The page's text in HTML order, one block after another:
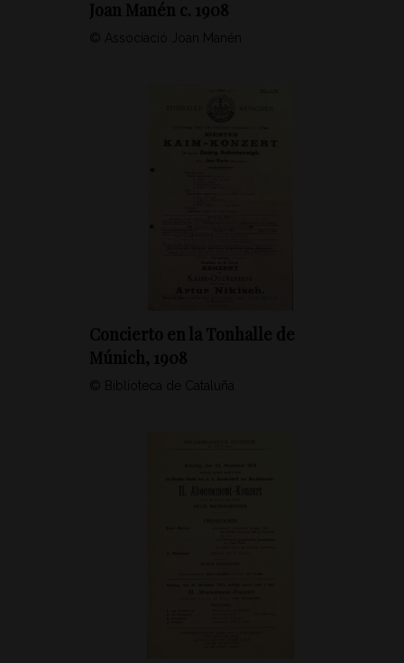
Joan Manén c. 1908
© Associació Joan Manén
Concierto en la Tonhalle de
Múnich, 1908
© Biblioteca de Cataluña